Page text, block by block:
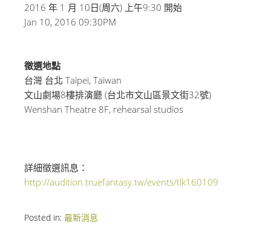
2016 年 1 月 10日(周六) 上午9:30 開始
Jan 10, 2016 09:30PM
徵選地點
台灣 台北 Taipei, Taiwan
文山劇場8樓排演廳 (台北市文山區景文街32號)
Wenshan Theatre 8F, rehearsal studios
詳細徵選訊息：
http://audition.truefantasy.tw/events/tlk160109
Posted in: 最新消息